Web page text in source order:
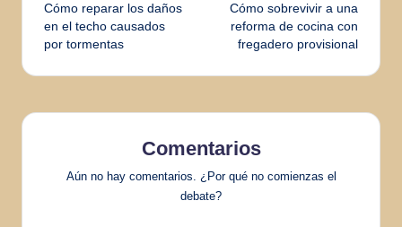
de
entradas
Cómo reparar los daños
en el techo causados
por tormentas
Cómo sobrevivir a una
reforma de cocina con
fregadero provisional
Comentarios
Aún no hay comentarios. ¿Por qué no comienzas el
debate?